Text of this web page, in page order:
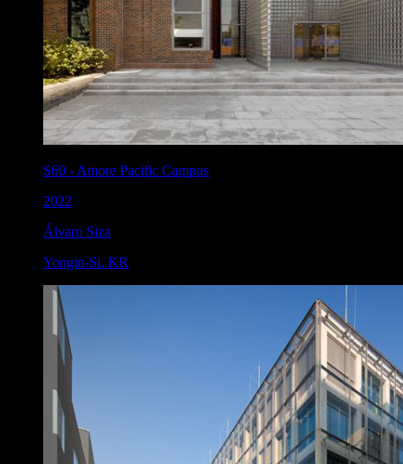
S60 - Amore Pacific Campus
2022
Álvaro Siza
Yongin-Si, KR